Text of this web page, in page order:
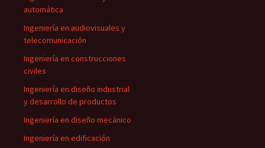
automática
Ingeniería en audiovisuales y
telecomunicación
Ingeniería en construcciones
civiles
Ingeniería en diseño industrial
y desarrollo de productos
Ingeniería en diseño mecánico
Ingeniería en edificación